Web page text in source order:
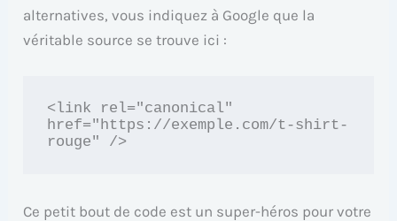
alternatives, vous indiquez à Google que la
véritable source se trouve ici :
<link rel="canonical"
href="https://exemple.com/t-shirt-
rouge" />
Ce petit bout de code est un super-héros pour votre